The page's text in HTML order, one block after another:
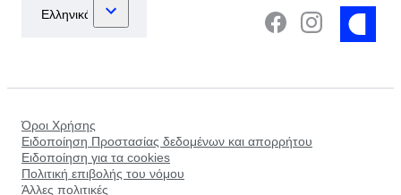
Όροι Χρήσης
Ειδοποίηση Προστασίας δεδομένων και απορρήτου
Ειδοποίηση για τα cookies
Πολιτική επιβολής του νόμου
Άλλες πολιτικές